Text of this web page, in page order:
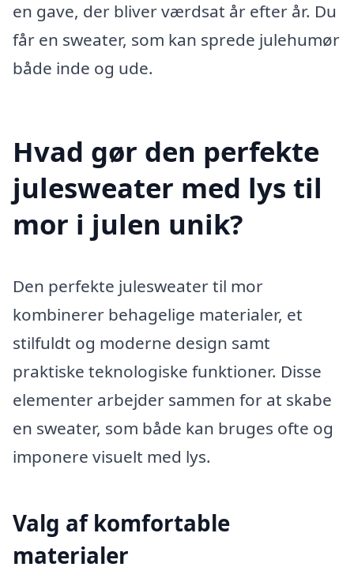
en gave, der bliver værdsat år efter år. Du
får en sweater, som kan sprede julehumør
både inde og ude.
Hvad gør den perfekte
julesweater med lys til
mor i julen unik?
Den perfekte julesweater til mor
kombinerer behagelige materialer, et
stilfuldt og moderne design samt
praktiske teknologiske funktioner. Disse
elementer arbejder sammen for at skabe
en sweater, som både kan bruges ofte og
imponere visuelt med lys.
Valg af komfortable
materialer